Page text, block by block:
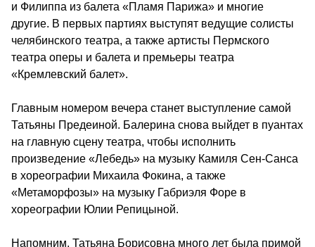
и Филиппа из балета «Пламя Парижа» и многие
другие. В первых партиях выступят ведущие солисты
челябинского театра, а также артисты Пермского
театра оперы и балета и премьеры театра
«Кремлевский балет».
Главным номером вечера станет выступление самой
Татьяны Предеиной. Балерина снова выйдет в пуантах
на главную сцену театра, чтобы исполнить
произведение «Лебедь» на музыку Камиля Сен-Санса
в хореографии Михаила Фокина, а также
«Метаморфозы» на музыку Габриэля Форе в
хореографии Юлии Репицыной.
Напомним, Татьяна Борисовна много лет была примой